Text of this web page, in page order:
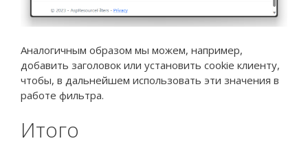
Аналогичным образом мы можем, например,
добавить заголовок или установить cookie клиенту,
чтобы, в дальнейшем использовать эти значения в
работе фильтра.
Итого